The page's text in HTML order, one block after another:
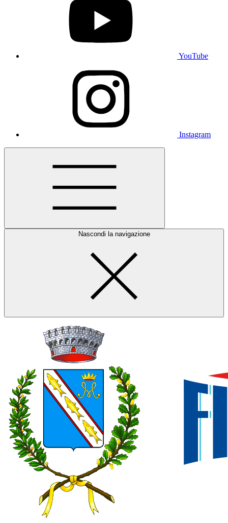
YouTube
Instagram
Nascondi la navigazione